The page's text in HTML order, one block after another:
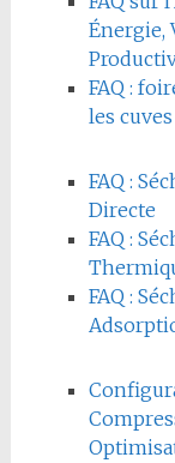
Énergie,
FAQ :
les
FAQ :
Directe
FAQ :
FAQ :